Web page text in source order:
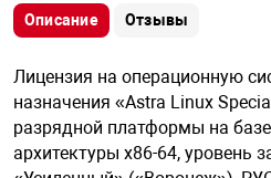
средства охраны
Описание Отзывы
Лицензия на операционную
назначения «Astra Linux
разрядной платформы на
архитектуры х86-64, уровень